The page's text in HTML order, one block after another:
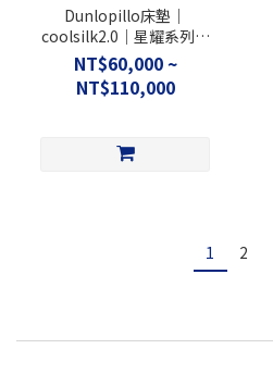
Dunlopillo床墊｜
coolsilk2.0｜星耀系列｜
Heavanly Sleep
NT$60,000 ~
NT$110,000
1 2